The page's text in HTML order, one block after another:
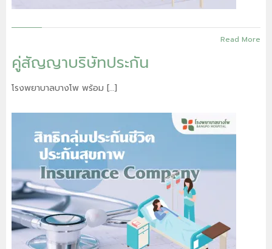
Read More
คู่สัญญาบริษัทประกัน
โรงพยาบาลบางโพ พร้อม […]